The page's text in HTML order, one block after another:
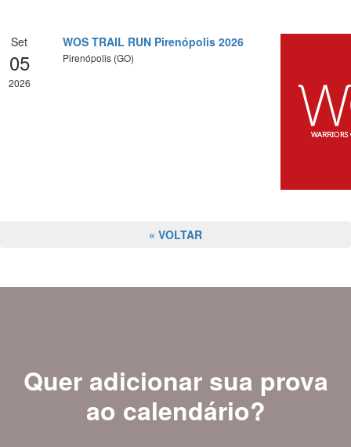
Set
05
2026
WOS TRAIL RUN Pirenópolis 2026
Pirenópolis (GO)
« VOLTAR
Quer adicionar sua prova
ao calendário?